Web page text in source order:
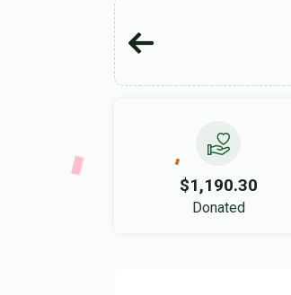
$1,190.30
Donated